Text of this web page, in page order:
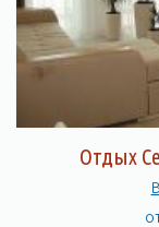
Отдых